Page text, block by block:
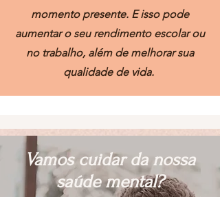
momento presente. E isso pode
aumentar o seu rendimento escolar ou
no trabalho, além de melhorar sua
qualidade de vida.
Vamos cuidar da nossa
saúde mental?